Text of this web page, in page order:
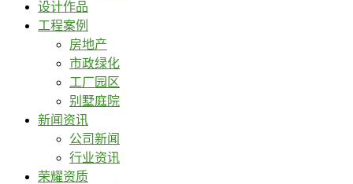
设计作品
工程案例
房地产
市政绿化
工厂园区
别墅庭院
新闻资讯
公司新闻
行业资讯
荣耀资质